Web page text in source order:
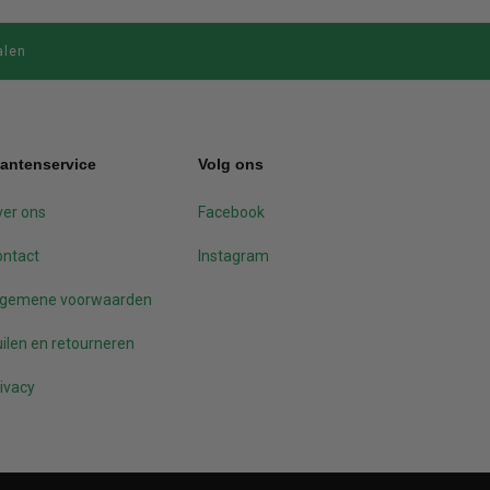
ons
voorwaarden
en retourneren
Volg ons
Facebook
Instagram